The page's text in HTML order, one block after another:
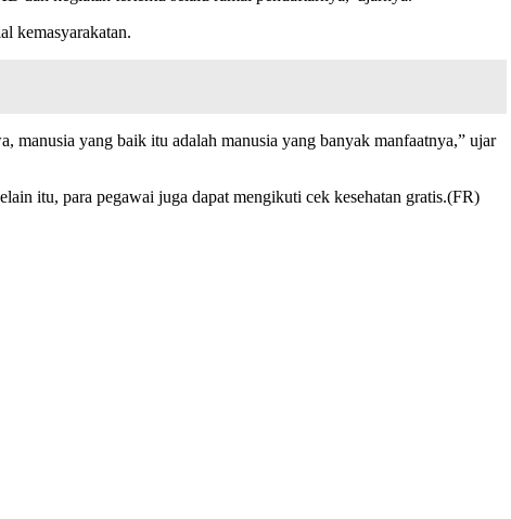
kemasyarakatan.
manusia yang baik itu adalah manusia yang banyak manfaatnya,” ujar
itu, para pegawai juga dapat mengikuti cek kesehatan gratis.(FR)